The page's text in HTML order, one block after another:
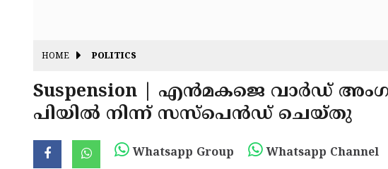
HOME POLITICS
Suspension | എൻമകജെ വാർഡ്
പിയിൽ നിന്ന് സസ്പെൻഡ് ചെയ്തു
Whatsapp Group Whatsapp Channel